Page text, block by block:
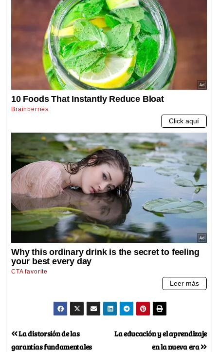
La educación y el aprendizaje
en la nueva era
La distorsión de las
garantías fundamentales